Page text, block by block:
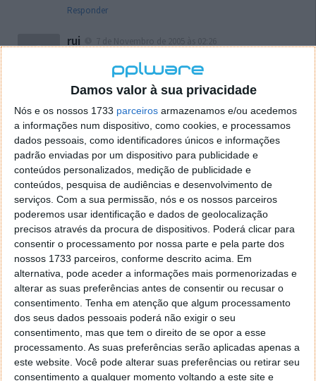
Damos valor à sua privacidade
Nós e os nossos 1733 parceiros armazenamos e/ou acedemos
a informações num dispositivo, como cookies, e processamos
dados pessoais, como identificadores únicos e informações
padrão enviadas por um dispositivo para publicidade e
conteúdos personalizados, medição de publicidade e
conteúdos, pesquisa de audiências e desenvolvimento de
serviços. Com a sua permissão, nós e os nossos parceiros
poderemos usar identificação e dados de geolocalização
precisos através da procura de dispositivos. Poderá clicar para
consentir o processamento por nossa parte e pela parte dos
nossos 1733 parceiros, conforme descrito acima. Em
alternativa, pode aceder a informações mais pormenorizadas e
alterar as suas preferências antes de consentir ou recusar o
consentimento. Tenha em atenção que algum processamento
dos seus dados pessoais poderá não exigir o seu
consentimento, mas que tem o direito de se opor a esse
processamento. As suas preferências serão aplicadas apenas a
este website. Você pode alterar suas preferências ou retirar seu
consentimento a qualquer momento voltando a este site e
Responder
rui
localizaçao referida n se encontra la nada k me permita por
o firefox como browser predefenido
Ja percorri o painel
tentei apagar o explorer na tentativa de forçar o uso do
firefox mas em vao. Kaso te lembres de outra dica fico
agradecido, caso contrario obrigado a mesma
Responder
Vítor M.
7 de Novembro de 2005 às 01:39
@Reporter
Desculpa mas o link funciona. Seja como for segue por mail
o MSn Messenger 8.
Responder
Vítor M.
@Rui
Tens de encontrar o que te falei. Faz da seguinte maneira,
janela iniciar e no topo dessa janela com o botão direito do
rato faz propriedades. Depois no separador Menu ‘Iniciar’
clica no botão ‘Personalizar’ aí encontrarás no separador